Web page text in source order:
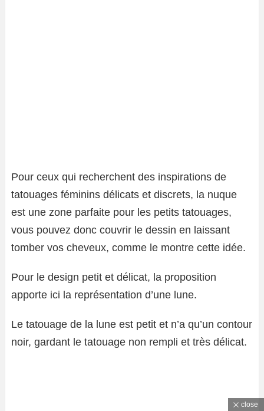
Pour ceux qui recherchent des inspirations de
tatouages ​​féminins délicats et discrets, la nuque
est une zone parfaite pour les petits tatouages,
vous pouvez donc couvrir le dessin en laissant
tomber vos cheveux, comme le montre cette idée.
Pour le design petit et délicat, la proposition
apporte ici la représentation d’une lune.
Le tatouage de la lune est petit et n’a qu’un contour
noir, gardant le tatouage non rempli et très délicat.
close